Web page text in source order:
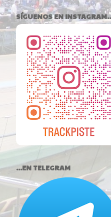
SÍGUENOS EN
...EN TELEGRAM